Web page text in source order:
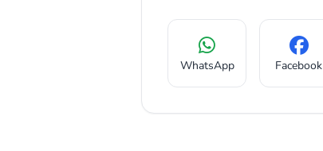
WhatsApp Facebook